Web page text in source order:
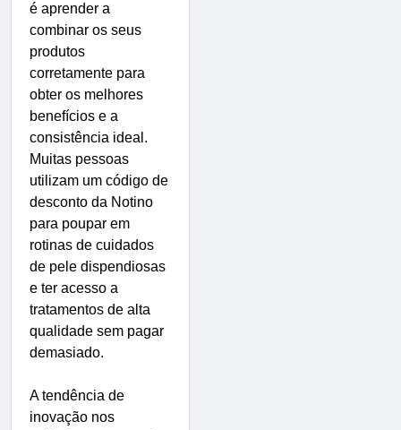
é aprender a
combinar os seus
produtos
corretamente para
obter os melhores
benefícios e a
consistência ideal.
Muitas pessoas
utilizam um código de
desconto da Notino
para poupar em
rotinas de cuidados
de pele dispendiosas
e ter acesso a
tratamentos de alta
qualidade sem pagar
demasiado.
A tendência de
inovação nos